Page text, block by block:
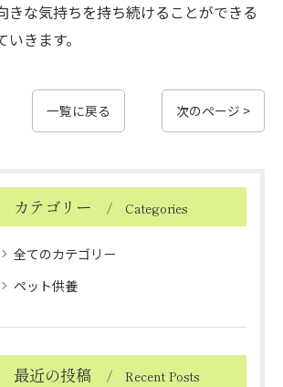
きな気持ちを持ち続けることができる
きます。
一覧に戻る 次のページ >
カテゴリー Categories
全てのカテゴリー
ペット供養
最近の投稿 Recent Posts